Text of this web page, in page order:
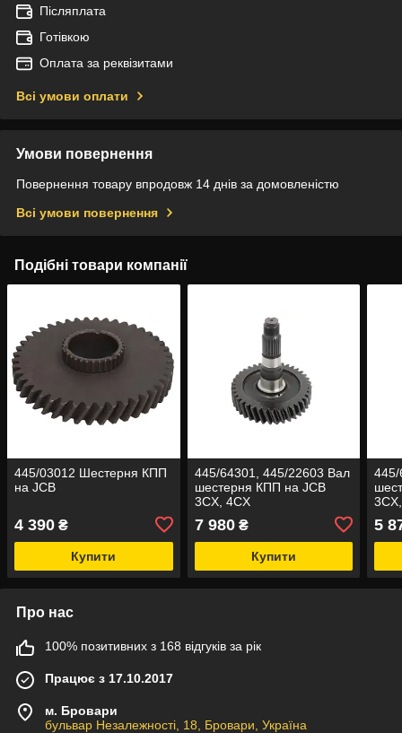
Післяплата
Готівкою
Оплата за реквізитами
Всі умови оплати
Умови повернення
Повернення товару впродовж 14 днів за домовленістю
Всі умови повернення
Подібні товари компанії
445/03012 Шестерня КПП
на JCB
4 390 ₴
Купити
445/64301, 445/22603 Вал
шестерня КПП на JCB
3CX, 4CX
7 980₴
Купити
5
Про нас
100% позитивних з 168 відгуків за рік
Працює з 17.10.2017
м. Бровари
бульвар Незалежності, 18, Бровари, Україна